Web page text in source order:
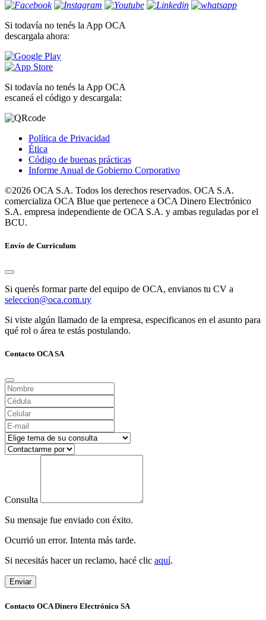
Si todavía no tenés la App OCA
descargala ahora:
Si todavía no tenés la App OCA
escaneá el código y descargala:
Política de Privacidad
Ética
Código de buenas prácticas
Informe Anual de Gobierno Corporativo
©2026 OCA S.A. Todos los derechos reservados. OCA S.A.
comercializa OCA Blue que pertenece a OCA Dinero Electrónico
S.A. empresa independiente de OCA S.A. y ambas reguladas por el
BCU.
Envío de Curriculum
Si querés formar parte del equipo de OCA, envianos tu CV a
seleccion@oca.com.uy
Si viste algún llamado de la empresa, especificanos en el asunto para
qué rol o área te estás postulando.
Contacto OCA SA
Consulta
Su mensaje fue enviado con éxito.
Ocurrió un error. Intenta más tarde.
Si necesitás hacer un reclamo, hacé clic aquí.
Enviar
Contacto OCA Dinero Electrónico SA